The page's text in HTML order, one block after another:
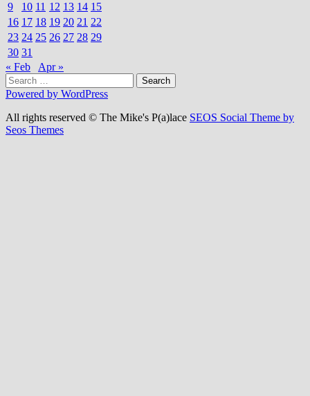
9
10 11 12 13 14 15
16 17 18 19 20 21 22
23 24 25 26 27 28 29
30 31
« Feb
Apr »
Search
for:
Powered by WordPress
All rights reserved © The Mike's P(a)lace SEOS Social Theme by
Seos Themes